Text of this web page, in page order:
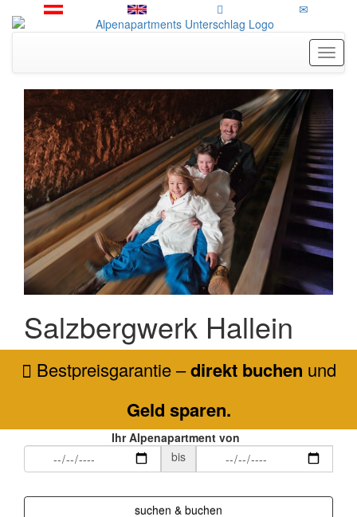
Salzbergwerk Hallein
Bestpreisgarantie –direkt buchen und
Geld sparen.
Ihr Alpenapartment von
bis
suchen & buchen